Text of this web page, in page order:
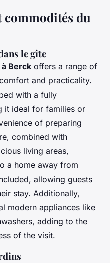
commodités du
le gîte
Berck offers a range of
and practicality.
with a fully
it ideal for families or
of preparing
combined with
living areas,
a home away from
allowing guests
stay. Additionally,
modern appliances like
adding to the
of the visit.